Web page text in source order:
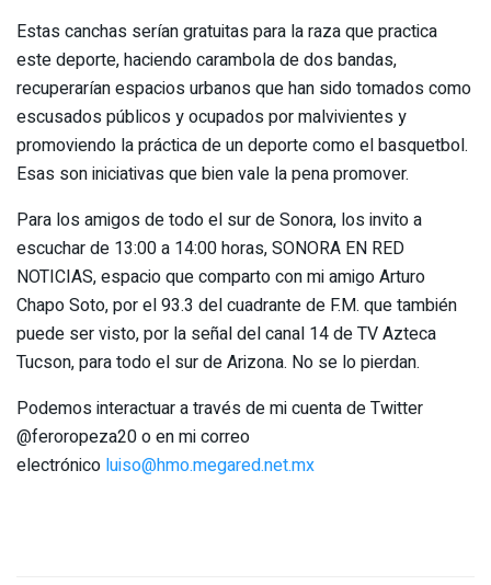
Estas canchas serían gratuitas para la raza que practica
este deporte, haciendo carambola de dos bandas,
recuperarían espacios urbanos que han sido tomados como
escusados públicos y ocupados por malvivientes y
promoviendo la práctica de un deporte como el basquetbol.
Esas son iniciativas que bien vale la pena promover.
Para los amigos de todo el sur de Sonora, los invito a
escuchar de 13:00 a 14:00 horas, SONORA EN RED
NOTICIAS, espacio que comparto con mi amigo Arturo
Chapo Soto, por el 93.3 del cuadrante de F.M. que también
puede ser visto, por la señal del canal 14 de TV Azteca
Tucson, para todo el sur de Arizona. No se lo pierdan.
Podemos interactuar a través de mi cuenta de Twitter
@feroropeza20 o en mi correo
electrónico luiso@hmo.megared.net.mx